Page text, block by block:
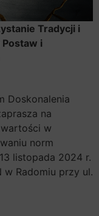
Tradycji i
i
Doskonalenia
na
w
norm
listopada 2024 r.
w Radomiu przy ul.